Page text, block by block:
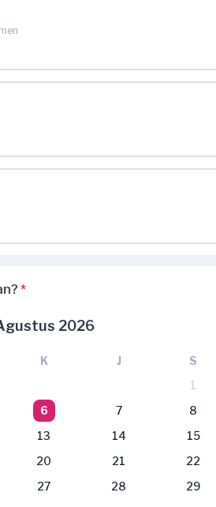
*
2026
K J S
1
6 7 8
13 14 15
20 21 22
27 28 29